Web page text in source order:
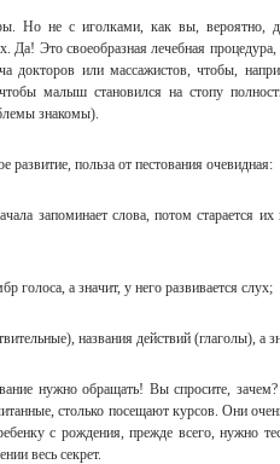
Но не с иголками, как вы, вероятно,
Да! Это своеобразная лечебная
докторов или массажистов, чтобы,
малыш становился на стопу
знакомы).
польза от пестования очевидная:
запоминает слова, потом старается их
голоса, а значит, у него развивается слух;
названия действий (глаголы), а
нужно обращать! Вы спросите, зачем?
столько посещают курсов. Они
с рождения, прежде всего, нужно
весь секрет.